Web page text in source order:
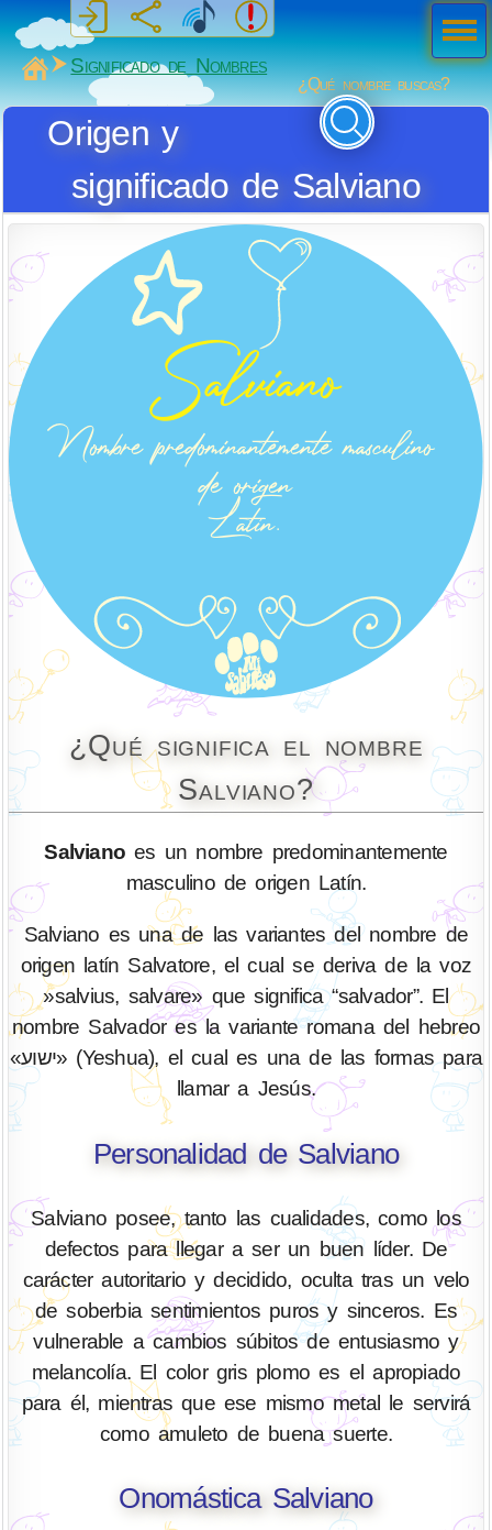
MiSabueso
Significado de Nombres
¿Qué nombre buscas?
Origen y
significado de Salviano
¿Qué significa el nombre
Salviano?
Salviano es un nombre predominantemente
masculino de origen Latín.
Salviano es una de las variantes del nombre de
origen latín Salvatore, el cual se deriva de la voz
»salvius, salvare» que significa “salvador”. El
nombre Salvador es la variante romana del hebreo
«ישוע» (Yeshua), el cual es una de las formas para
llamar a Jesús.
Personalidad de Salviano
Salviano posee, tanto las cualidades, como los
defectos para llegar a ser un buen líder. De
carácter autoritario y decidido, oculta tras un velo
de soberbia sentimientos puros y sinceros. Es
vulnerable a cambios súbitos de entusiasmo y
melancolía. El color gris plomo es el apropiado
para él, mientras que ese mismo metal le servirá
como amuleto de buena suerte.
Onomástica Salviano
Men
ú